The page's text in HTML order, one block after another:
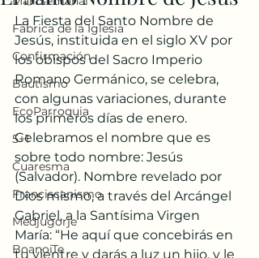
Fábrica de la Iglesia
Confirmación
Bautismo
EcoParroquia
5+1
Cuaresma
Franciscanismo
Medjugorje
BoanoiTe
La Fiesta del Santo Nombre de
Jesús, instituida en el siglo XV por
los obispos del Sacro Imperio
Romano Germánico, se celebra,
con algunas variaciones, durante
los primeros días de enero.
Celebramos el nombre que es
sobre todo nombre: Jesús
(Salvador). Nombre revelado por
Dios mismo, a través del Arcángel
Gabriel, a la Santísima Virgen
María: “He aquí que concebirás en
tu vientre y darás a luz un hijo, y le